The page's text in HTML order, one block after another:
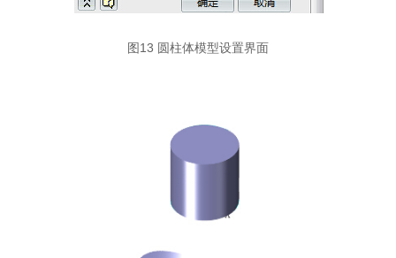
图13 圆柱体模型设置界面